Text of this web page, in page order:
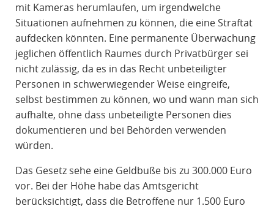
mit Kameras herumlaufen, um irgendwelche
Situationen aufnehmen zu können, die eine Straftat
aufdecken könnten. Eine permanente Überwachung
jeglichen öffentlich Raumes durch Privatbürger sei
nicht zulässig, da es in das Recht unbeteiligter
Personen in schwerwiegender Weise eingreife,
selbst bestimmen zu können, wo und wann man sich
aufhalte, ohne dass unbeteiligte Personen dies
dokumentieren und bei Behörden verwenden
würden.
Das Gesetz sehe eine Geldbuße bis zu 300.000 Euro
vor. Bei der Höhe habe das Amtsgericht
berücksichtigt, dass die Betroffene nur 1.500 Euro